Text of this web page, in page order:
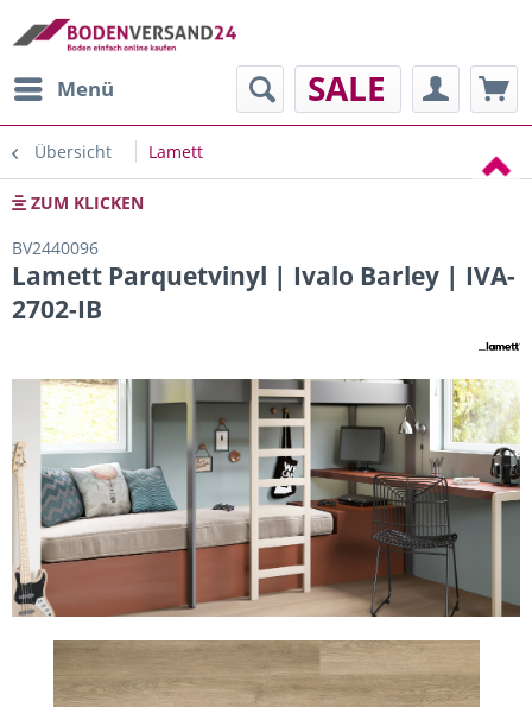
Menü SALE
Übersicht Lamett
ZUM KLICKEN
BV2440096
Lamett Parquetvinyl | Ivalo Barley | IVA-
2702-IB